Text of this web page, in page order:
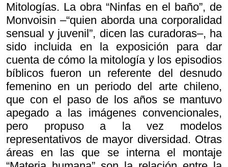
Mitologías. La obra “Ninfas en el baño”, de
Monvoisin –“quien aborda una corporalidad
sensual y juvenil”, dicen las curadoras–, ha
sido incluida en la exposición para dar
cuenta de cómo la mitología y los episodios
bíblicos fueron un referente del desnudo
femenino en un periodo del arte chileno,
que con el paso de los años se mantuvo
apegado a las imágenes convencionales,
pero propuso a la vez modelos
representativos de mayor diversidad. Otras
áreas en las que se interna el montaje